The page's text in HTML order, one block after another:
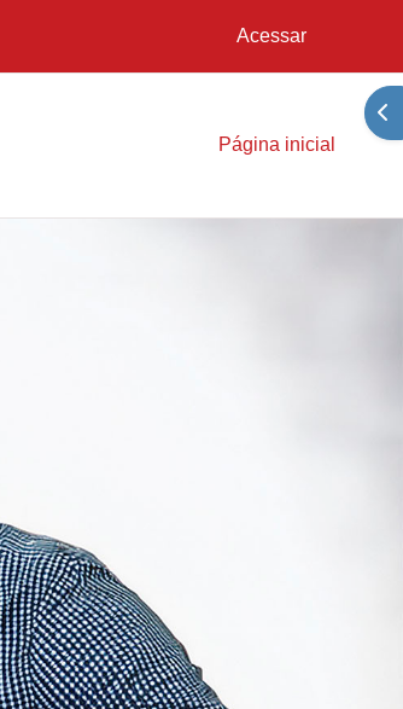
Acessar
Página inicial